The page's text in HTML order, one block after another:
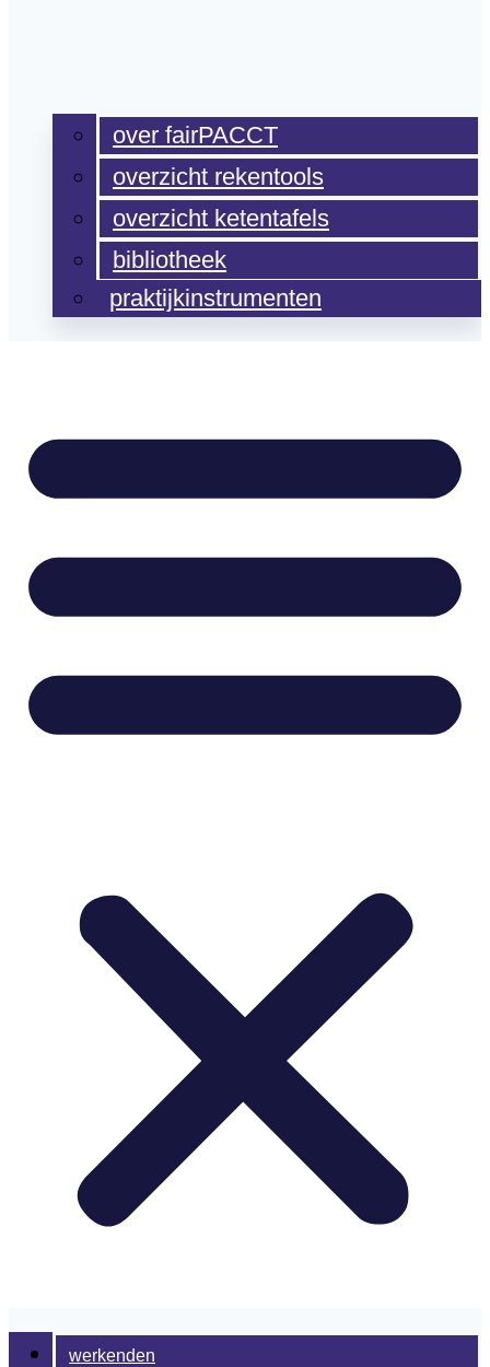
over fairPACCT
overzicht rekentools
overzicht ketentafels
bibliotheek
praktijkinstrumenten
werkenden